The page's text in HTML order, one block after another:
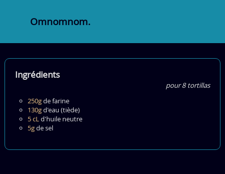
Omnomnom.
Ingrédients
pour 8 tortillas
250gdefarine
130gd'eau (tiède)
5 cLd'huile neutre
5gdesel